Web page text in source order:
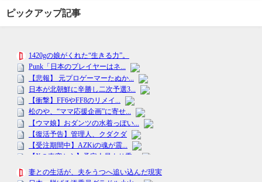
ピックアップ記事